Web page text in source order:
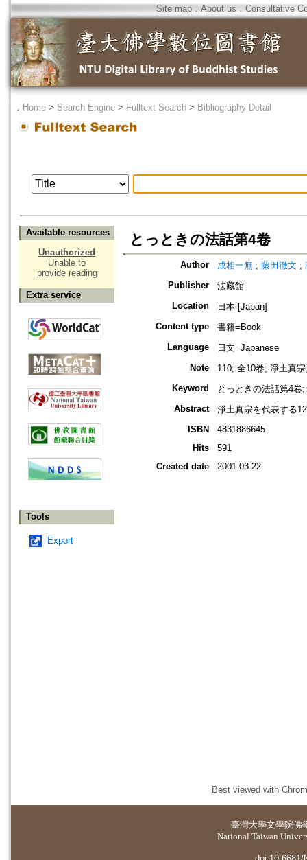
Site map．About us ． Consultative
． Home > Search Engine > Fulltext Search > Bibliography Detail
Available resources
Unauthorized
Unable to
provide reading
Extra service
Tools
Export
とっときの法話第4卷
Author 成相一無 ; 藤田徹文 ;
Publisher
法藏館
Location
日本 [Japan]
Content type
書籍=Book
Language
日文=Japanese
Note
110; 全10卷; 淨土真
Keyword
とっときの法話第4
Abstract
淨土真宗を代表する
ISBN
4831886645
Hits
591
Created date
2001.03.22
Best viewed with
臺灣大學文學院佛
National Taiwan